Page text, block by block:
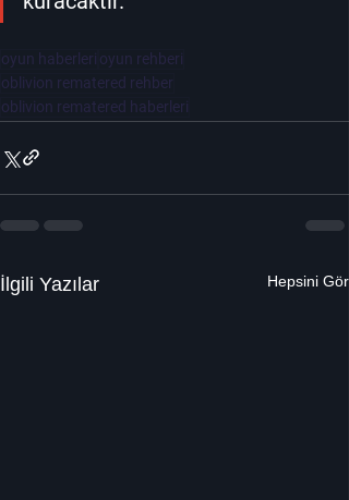
oyun haberleri oyun rehberi
oblivion rematered rehber
oblivion rematered haberleri
İlgili Yazılar Hepsini Gör